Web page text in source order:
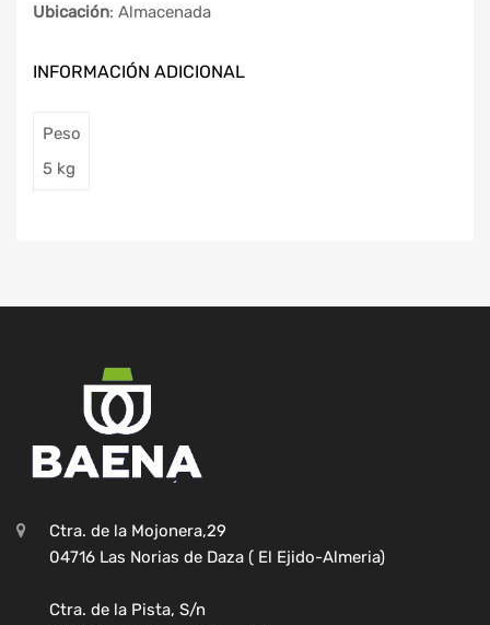
Ubicación: Almacenada
INFORMACIÓN ADICIONAL
Peso
5 kg
Ctra. de la Mojonera,29
04716 Las Norias de Daza ( El Ejido-Almeria)
Ctra. de la Pista, S/n